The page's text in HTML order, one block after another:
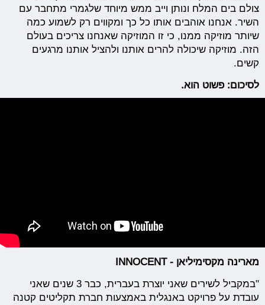
צולם בים המלח ונותן וייב ממש מיוחד שלגמרי מתחבר עם
השיר. אנחנו אוהבים אותו כל כך ומקווים רק לשמוע כמה
שיותר מוזיקה ממנו, כי זו המוזיקה שאנחנו צריכים בעולם
הזה. מוזיקה שיכולה להרים אותנו ולהציל אותנו מרגעים
קשים.
לסיכום: פשוט הוא.
מארינה מקסימיליאן - INNOCENT
"במקביל לשירים שאני יוצרת בעברית, כבר 3 שנים שאני
עובדת על פרויקט באנגלית באמצעות חברת תקליטים קטנה